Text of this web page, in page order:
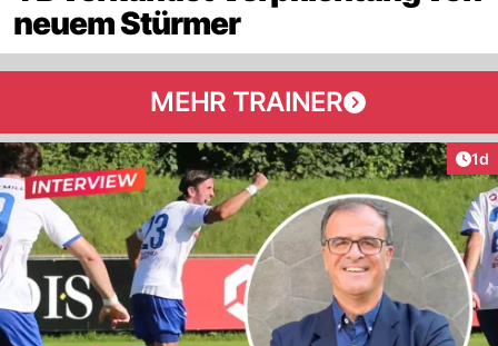
neuem Stürmer
MEHR TRAINER
1d